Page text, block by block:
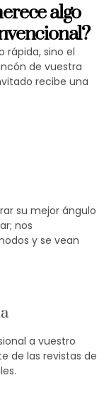
algo
rápida, sino el
de vuestra
recibe una
su mejor ángulo
nos
y se vean
a vuestro
de las revistas de